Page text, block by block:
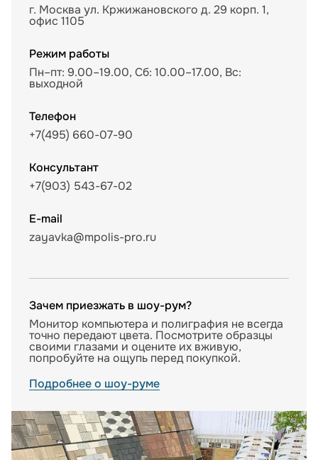
г. Москва ул. Кржижановского д. 29 корп. 1,
офис 1105
Режим работы
Пн–пт: 9.00–19.00, Сб: 10.00–17.00, Вс:
выходной
Телефон
+7(495) 660-07-90
Консультант
+7(903) 543-67-02
E-mail
zayavka@mpolis-pro.ru
Зачем приезжать в шоу-рум?
Монитор компьютера и полиграфия не всегда
точно передают цвета. Посмотрите образцы
своими глазами и оцените их вживую,
попробуйте на ощупь перед покупкой.
Подробнее о шоу-руме